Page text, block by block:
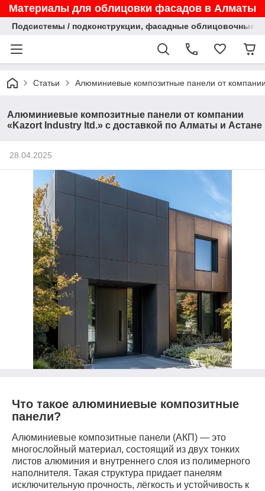
Материалы для облицовки фасадов в Алматы
Подсистемы / подконструкции, фасадные облицовочные
Статьи Алюминиевые композитные панели от
Алюминиевые композитные панели от компании
«Kazort Industry ltd.» с доставкой по Алматы и Астане
28.04.2025
Что такое алюминиевые композитные
панели?
Алюминиевые композитные панели (АКП) — это
многослойный материал, состоящий из двух тонких
листов алюминия и внутреннего слоя из полимерного
наполнителя. Такая структура придает панелям
исключительную прочность, лёгкость и устойчивость к